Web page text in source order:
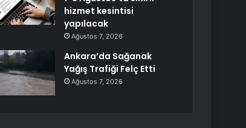
hizmet kesintisi
yapılacak
Ağustos 7, 2026
Ankara’da Sağanak
Yağış Trafiği Felç Etti
Ağustos 7, 2026